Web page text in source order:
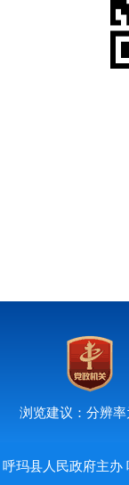
浏览建议：分辨
呼玛县人民政府主办